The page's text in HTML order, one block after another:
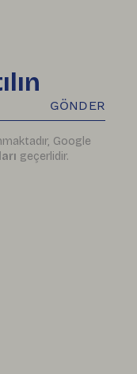
GÖNDER
Google
geçerlidir.